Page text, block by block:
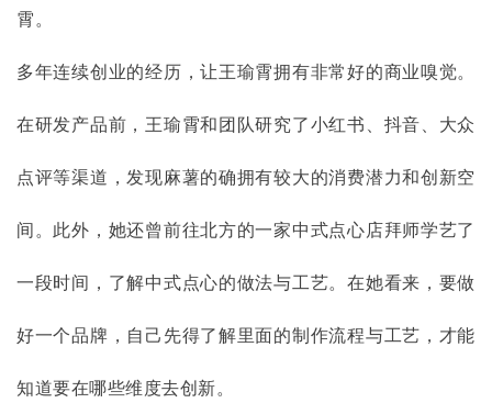
霄。
多年连续创业的经历，让王瑜霄拥有非常好的商业嗅觉。
在研发产品前，王瑜霄和团队研究了小红书、抖音、大众
点评等渠道，发现麻薯的确拥有较大的消费潜力和创新空
间。此外，她还曾前往北方的一家中式点心店拜师学艺了
一段时间，了解中式点心的做法与工艺。在她看来，要做
好一个品牌，自己先得了解里面的制作流程与工艺，才能
知道要在哪些维度去创新。